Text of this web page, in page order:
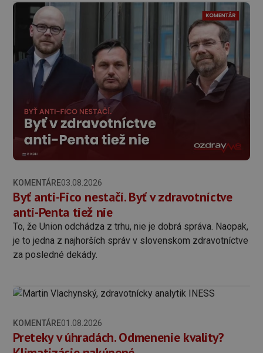
KOMENTÁRE03.08.2026
Byť anti-Fico nestačí. Byť v zdravotníctve
anti-Penta tiež nie
To, že Union odchádza z trhu, nie je dobrá správa. Naopak,
je to jedna z najhorších správ v slovenskom zdravotníctve
za posledné dekády.
KOMENTÁRE01.08.2026
Preteky v úhradách. Odmenenie kvality?